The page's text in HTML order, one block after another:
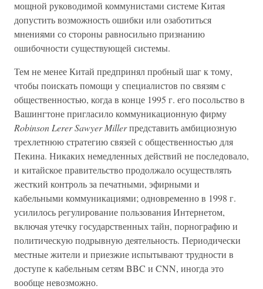
мощной руководимой коммунистами системе Китая
допустить возможность ошибки или озаботиться
мнениями со стороны равносильно признанию
ошибочности существующей системы.
Тем не менее Китай предпринял пробный шаг к тому,
чтобы поискать помощи у специалистов по связям с
общественностью, когда в конце 1995 г. его посольство в
Вашингтоне пригласило коммуникационную фирму
Robinson Lerer Sawyer Millerпредставить амбициозную
трехлетнюю стратегию связей с общественностью для
Пекина. Никаких немедленных действий не последовало,
и китайское правительство продолжало осуществлять
жесткий контроль за печатными, эфирными и
кабельными коммуникациями; одновременно в 1998 г.
усилилось регулирование пользования Интернетом,
включая утечку государственных тайн, порнографию и
политическую подрывную деятельность. Периодически
местные жители и приезжие испытывают трудности в
доступе к кабельным сетям BBC и CNN, иногда это
вообще невозможно.